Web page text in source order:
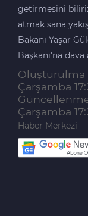
getirmesini
atmak sana
Bakanı Yaşar
Başkanı'na dava
Oluşturulma
Çarşamba
Çarşamba
Haber Merkezi